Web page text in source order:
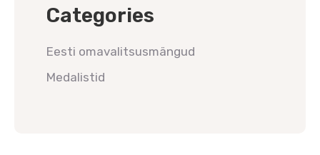
Categories
Eesti omavalitsusmängud
Medalistid